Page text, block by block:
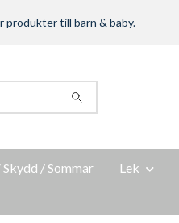
produkter till barn & baby.
Skydd / Sommar Lek